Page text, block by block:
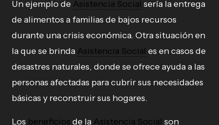
Un ejemplo de Asistencia Social sería la entrega
de alimentos a familias de bajos recursos
durante una crisis económica. Otra situación en
la que se brinda Asistencia Social es en casos de
desastres naturales, donde se ofrece ayuda a las
personas afectadas para cubrir sus necesidades
básicas y reconstruir sus hogares.
Los beneficios de la Asistencia Social son